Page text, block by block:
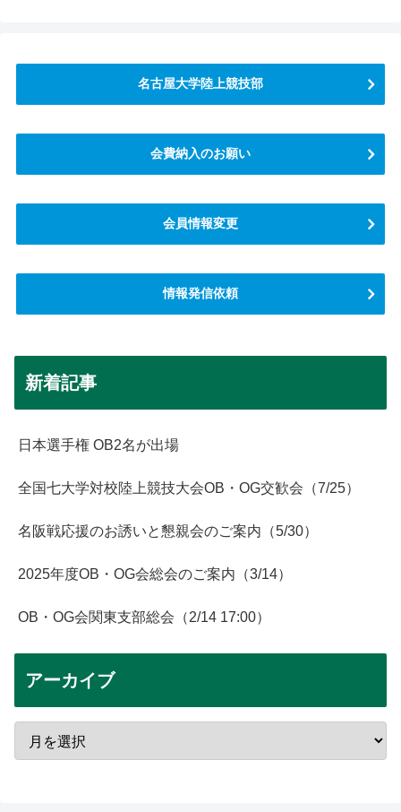
名古屋大学陸上競技部
会費納入のお願い
会員情報変更
情報発信依頼
新着記事
日本選手権 OB2名が出場
全国七大学対校陸上競技大会OB・OG交歓会（7/25）
名阪戦応援のお誘いと懇親会のご案内（5/30）
2025年度OB・OG会総会のご案内（3/14）
OB・OG会関東支部総会（2/14 17:00）
アーカイブ